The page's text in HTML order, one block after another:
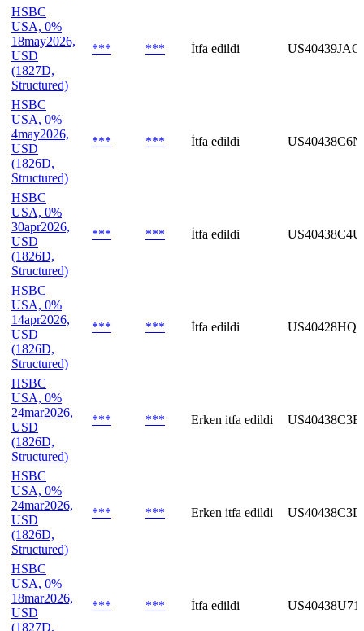
HSBC
USA, 0%
18may2026,
USD
(1827D,
Structured)
*** *** İtfa edildi
HSBC
USA, 0%
4may2026,
USD
(1826D,
Structured)
*** *** İtfa edildi
HSBC
USA, 0%
30apr2026,
USD
(1826D,
Structured)
*** *** İtfa edildi
HSBC
USA, 0%
14apr2026,
USD
(1826D,
Structured)
*** *** İtfa edildi
HSBC
USA, 0%
24mar2026,
USD
(1826D,
Structured)
*** *** Erken itfa edildi
HSBC
USA, 0%
24mar2026,
USD
(1826D,
Structured)
*** *** Erken itfa edildi
HSBC
USA, 0%
18mar2026,
USD
(1827D,
*** *** İtfa edildi